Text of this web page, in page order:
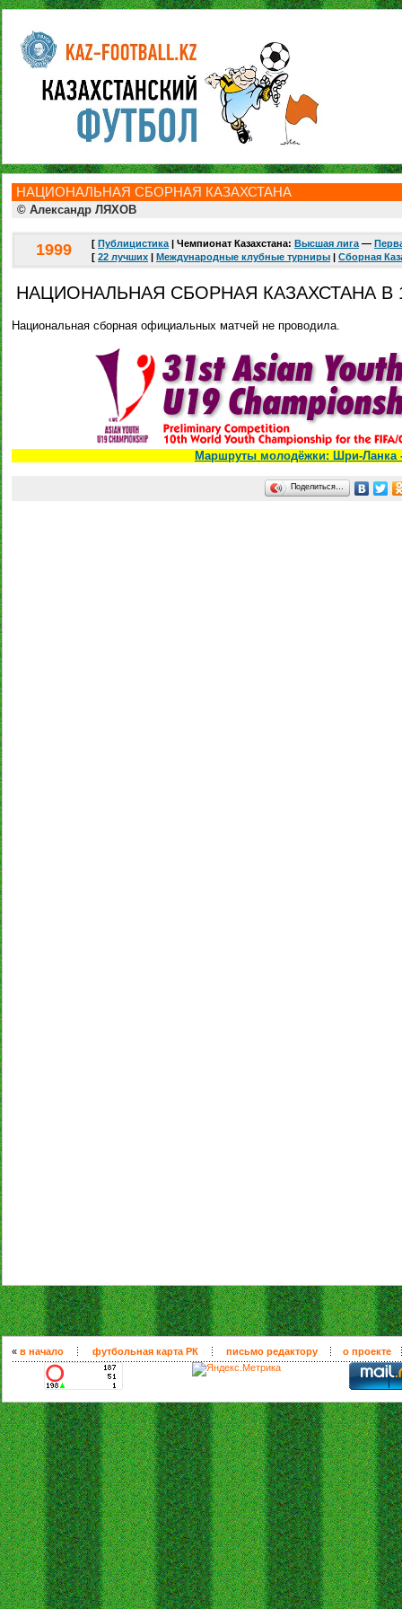
НАЦИОНАЛЬНАЯ СБОРНАЯ КАЗАХСТАНА
© Александр ЛЯХОВ
1999 [ Публицистика | Чемпионат Казахстана: Высшая лига —
[ 22 лучших | Международные клубные турниры | Сборная
НАЦИОНАЛЬНАЯ СБОРНАЯ КАЗАХСТАНА В
Национальная сборная официальных матчей не проводила.
Маршруты молодёжки: Шри-Ланка
Поделиться…
« в начало футбольная карта РК письмо редактору о проекте